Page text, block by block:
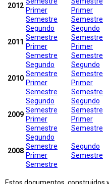
2012
Primer
Semestre
Primer
Semestre
2011
Segundo
Semestre
Primer
Semestre
Segundo
Semestre
Primer
Semestre
2010
Segundo
Semestre
Primer
Semestre
Segundo
Semestre
Primer
Semestre
2009
Segundo
Semestre
Primer
Semestre
Segundo
Semestre
Primer
Semestre
2008
Segundo
Semestre
Primer
Semestre
Segundo
Semestre